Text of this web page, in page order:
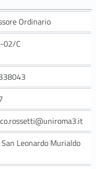
Ordinario
02/C
Leonardo Murialdo